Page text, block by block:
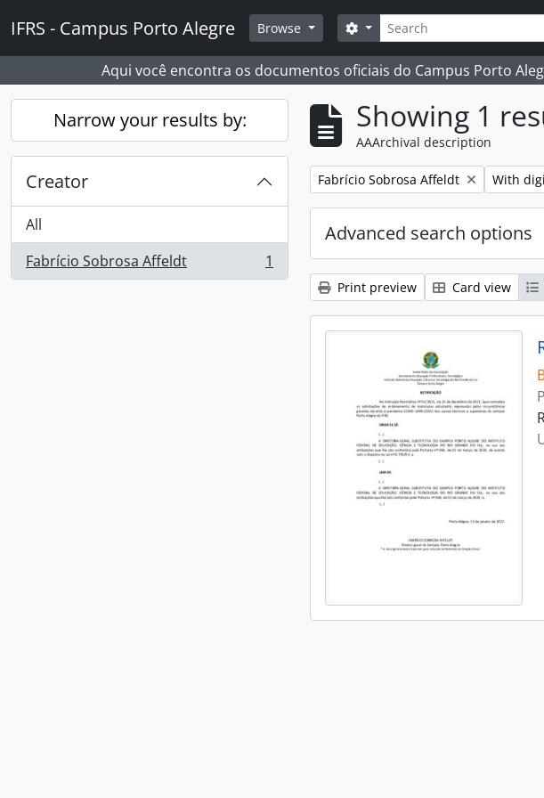
IFRS - Campus Porto Alegre Browse Search
Search options
Aqui você encontra os documentos oficiais do Campus Porto
Narrow your results by:
Creator
All
Fabrício Sobrosa Affeldt
, 1 results 1
Showing 1
AAArchival description
Remove filter:
Fabrício Sobrosa Affeldt With
Advanced search options
Print preview Card view